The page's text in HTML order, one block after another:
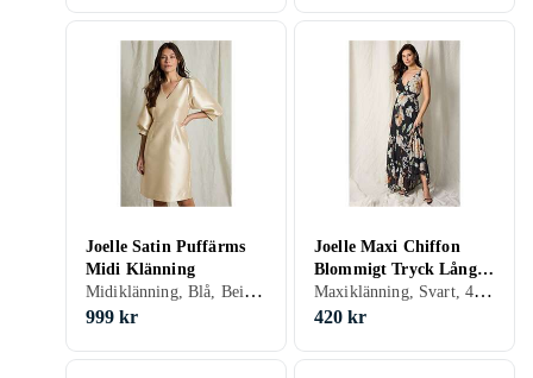
Joelle Satin Puffärms
Midi Klänning
Midiklänning, Blå, Beige, 48, 34, 42, Puffärm
999 kr
Joelle Maxi Chiffon
Blommigt Tryck Lång
Klänning
Maxiklänning, Svart, 48, 46
420 kr